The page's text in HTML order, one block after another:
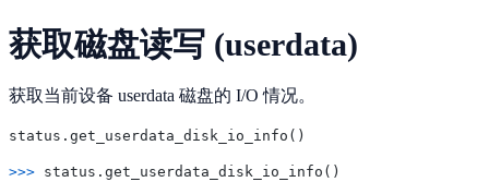
获取磁盘读写 (userdata)
获取当前设备 userdata 磁盘的 I/O 情况。
>>> status.get_userdata_disk_io_info()